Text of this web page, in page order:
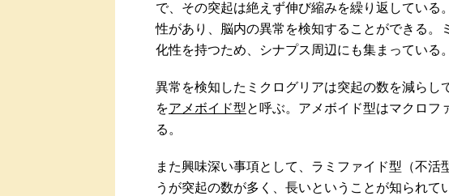
で、その突起は絶えず伸び縮みを繰り返してい
性があり、脳内の異常を検知することができる。
化性を持つため、シナプス周辺にも集まっている。
異常を検知したミクログリアは突起の数を減らし
をアメボイド型と呼ぶ。アメボイド型はマクロフ
る。
また興味深い事項として、ラミファイド型（不
うが突起の数が多く、長いということが知られ